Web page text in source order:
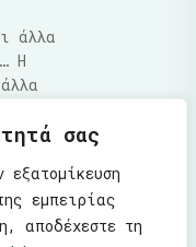
σας
εμπειρίας
αποδέχεστε τη
άλλα
Η